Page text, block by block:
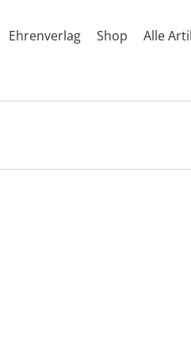
Ehrenverlag Shop Alle